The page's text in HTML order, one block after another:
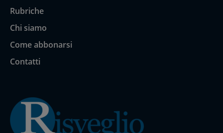
Rubriche
Chi siamo
Come abbonarsi
Contatti